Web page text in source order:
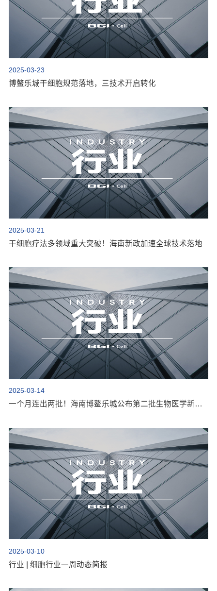
2025-03-23
博鳌乐城干细胞规范落地，三技术开启转化
2025-03-21
干细胞疗法多领域重大突破！海南新政加速全球技术落地
2025-03-14
一个月连出两批！海南博鳌乐城公布第二批生物医学新技术转化应用实施目录
2025-03-10
行业 | 细胞行业一周动态简报